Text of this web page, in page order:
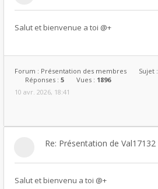
Salut et bienvenue a toi @+
Forum : Présentation des membres Sujet :
Réponses : 5 Vues : 1896
10 avr. 2026, 18:41
Re: Présentation de Val17132
Salut et bienvenu a toi @+